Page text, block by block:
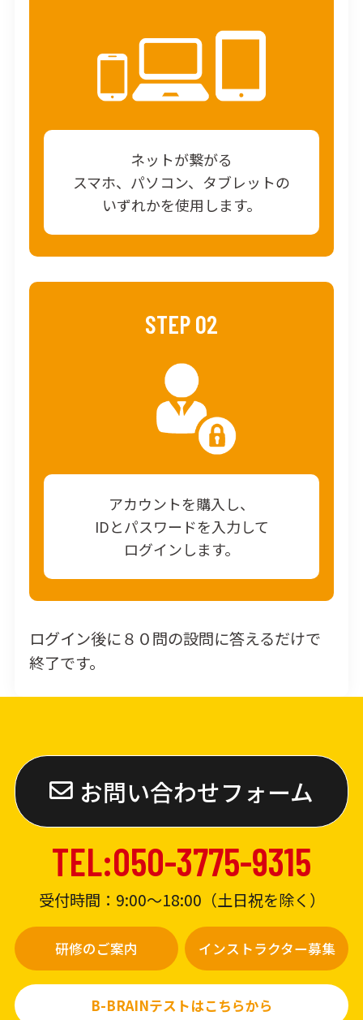
ネットが繋がる
スマホ、パソコン、タブレットの
いずれかを使用します。
STEP 02
アカウントを購入し、
IDとパスワードを入力して
ログインします。
ログイン後に８０問の設問に答えるだけで
終了です。
お問い合わせフォーム
TEL:050-3775-9315
受付時間：9:00〜18:00（土日祝を除く）
研修のご案内 インストラクター募集
B-BRAINテストはこちらから